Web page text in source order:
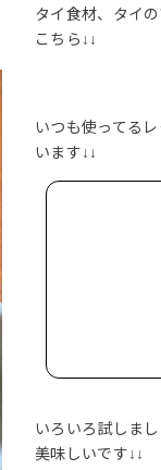
タイ食材、タイ
こちら↓↓
いつも使ってる
います↓↓
いろいろ試しま
美味しいです↓↓